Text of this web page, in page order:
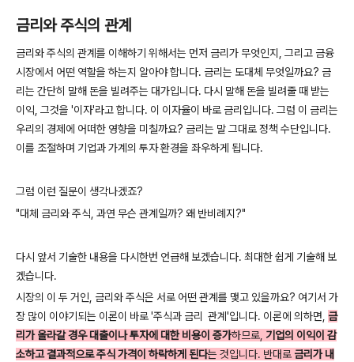
금리와 주식의 관계
금리와 주식의 관계를 이해하기 위해서는 먼저 금리가 무엇인지, 그리고 금융
시장에서 어떤 역할을 하는지 알아야 합니다. 금리는 도대체 무엇일까요? 금
리는 간단히 말해 돈을 빌려주는 대가입니다. 다시 말해 돈을 빌려줄 때 받는
이익, 그것을 '이자'라고 합니다. 이 이자율이 바로 금리입니다. 그럼 이 금리는
우리의 경제에 어떠한 영향을 미칠까요? 금리는 말 그대로 정책 수단입니다.
이를 조절하며 기업과 가계의 투자 환경을 좌우하게 됩니다.
그럼 이런 질문이 생각나겠죠?
"대체 금리와 주식, 과연 무슨 관계일까? 왜 반비례지?"
다시 앞서 기술한 내용을 다시한번 언급해 보겠습니다. 최대한 쉽게 기술해 보
겠습니다.
시장의 이 두 거인, 금리와 주식은 서로 어떤 관계를 맺고 있을까요? 여기서 가
장 많이 이야기되는 이론이 바로 '주식과 금리 관계'입니다. 이론에 의하면, 금
리가 올라갈 경우 대출이나 투자에 대한 비용이 증가하므로, 기업의 이익이 감
소하고 결과적으로 주식 가격이 하락하게 된다는 것입니다. 반대로 금리가 내